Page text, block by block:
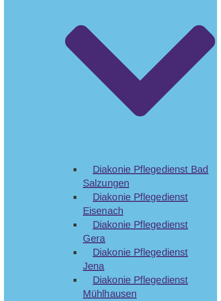
Diakonie Pflegedienst Bad
Salzungen
Diakonie Pflegedienst
Eisenach
Diakonie Pflegedienst
Gera
Diakonie Pflegedienst
Jena
Diakonie Pflegedienst
Mühlhausen